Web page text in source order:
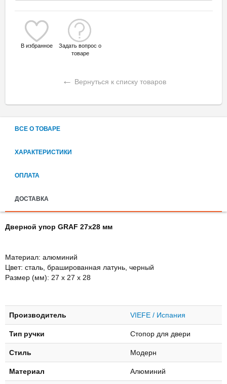
В избранное
Задать вопрос о
товаре
← Вернуться к списку товаров
ВСЕ О ТОВАРЕ
ХАРАКТЕРИСТИКИ
ОПЛАТА
ДОСТАВКА
Дверной упор GRAF 27х28 мм
Материал: алюминий
Цвет: сталь, брашированная латунь, черный
Размер (мм): 27 х 27 х 28
Производитель VIEFE / Испания
Тип ручки Стопор для двери
Стиль Модерн
Материал Алюминий